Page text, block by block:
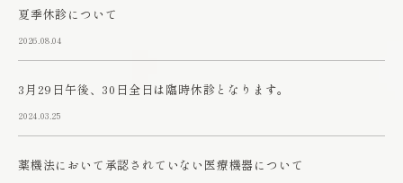
夏季休診について
2026.08.04
3月29日午後、30日全日は臨時休診となります。
2024.03.25
薬機法において承認されていない医療機器について